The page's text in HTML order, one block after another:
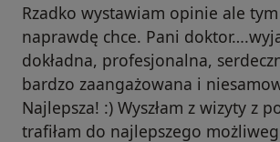
Rzadko wystawiam opinie ale
naprawdę chce. Pani
dokładna, profesjonalna,
bardzo zaangażowana i
Najlepsza! :) Wyszłam z wizyty z
trafiłam do najlepszego